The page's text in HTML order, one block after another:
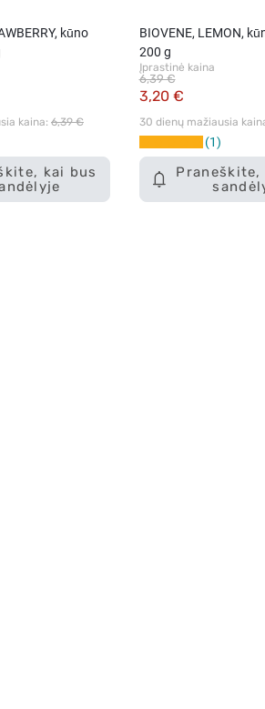
kai bus
kūno
kaina: 6,39 €
Praneškite,
BIOVENE, LEMON,
200 g
Įprastinė kaina
3,20 €
6,39 €
30 dienų mažiausia
1